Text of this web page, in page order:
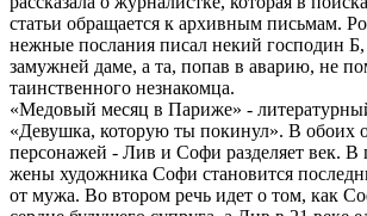
статьи обращается к архивным письмам.
нежные послания писал некий господин Б,
замужней даме, а та, попав в аварию, не
таинственного незнакомца.
«Медовый месяц в Париже» -
«Девушка, которую ты покинул». В обоих
персонажей - Лив и Софи разделяет век. В
жены художника Софи становится
от мужа. Во втором речь идет о том, как